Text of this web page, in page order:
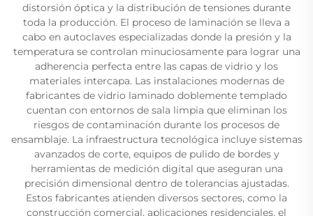
distorsión óptica y la distribución de tensiones durante
toda la producción. El proceso de laminación se lleva a
cabo en autoclaves especializadas donde la presión y la
temperatura se controlan minuciosamente para lograr una
adherencia perfecta entre las capas de vidrio y los
materiales intercapa. Las instalaciones modernas de
fabricantes de vidrio laminado doblemente templado
cuentan con entornos de sala limpia que eliminan los
riesgos de contaminación durante los procesos de
ensamblaje. La infraestructura tecnológica incluye sistemas
avanzados de corte, equipos de pulido de bordes y
herramientas de medición digital que aseguran una
precisión dimensional dentro de tolerancias ajustadas.
Estos fabricantes atienden diversos sectores, como la
construcción comercial, aplicaciones residenciales, el